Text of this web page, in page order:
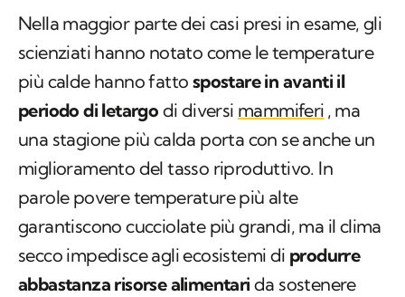
Nella maggior parte dei casi presi in esame, gli
scienziati hanno notato come le temperature
più calde hanno fatto spostare in avanti il
periodo di letargo di diversi mammiferi , ma
una stagione più calda porta con se anche un
miglioramento del tasso riproduttivo. In
parole povere temperature più alte
garantiscono cucciolate più grandi, ma il clima
secco impedisce agli ecosistemi di produrre
abbastanza risorse alimentari da sostenere